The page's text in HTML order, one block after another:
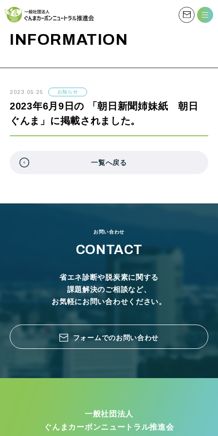
お知らせ
INFORMATION
2023.05.25 お知らせ
2023年6月9日の 「朝日新聞姉妹紙 朝日
ぐんま」に掲載されました。
一覧へ戻る
お問い合わせ
CONTACT
省エネ診断や脱炭素に関する
課題解決のご相談など、
お気軽にお問い合わせください。
フォームでのお問い合わせ
一般社団法人
ぐんまカーボンニュートラル推進会